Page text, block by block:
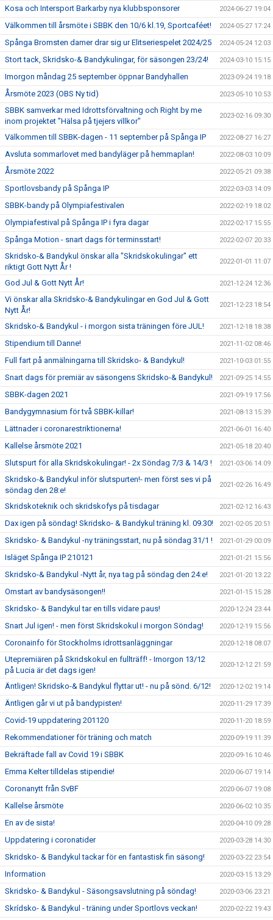
Kosa och Intersport Barkarby nya klubbsponsorer 2024-06-27 19:04
Välkommen till årsmöte i SBBK den 10/6 kl.19, Sportcaféet! 2024-05-27 17:24
Spånga Bromsten damer drar sig ur Elitseriespelet 2024/25 2024-05-24 12:03
Stort tack, Skridsko-& Bandykulingar, för säsongen 23/24! 2024-03-10 15:15
Imorgon måndag 25 september öppnar Bandyhallen 2023-09-24 19:18
Årsmöte 2023 (OBS Ny tid) 2023-05-10 10:53
SBBK samverkar med Idrottsförvaltning och Right by me
inom projektet ”Hälsa på tjejers villkor"
2023-02-16 09:30
Välkommen till SBBK-dagen - 11 september på Spånga IP 2022-08-27 16:27
Avsluta sommarlovet med bandyläger på hemmaplan! 2022-08-03 10:09
Årsmöte 2022 2022-05-21 09:38
Sportlovsbandy på Spånga IP 2022-03-03 14:09
SBBK-bandy på Olympiafestivalen 2022-02-19 18:02
Olympiafestival på Spånga IP i fyra dagar 2022-02-17 15:55
Spånga Motion - snart dags för terminsstart! 2022-02-07 20:33
Skridsko-& Bandykul önskar alla "Skridskokulingar" ett
riktigt Gott Nytt År !
2022-01-01 11:07
God Jul & Gott Nytt År! 2021-12-24 12:36
Vi önskar alla Skridsko-& Bandykulingar en God Jul & Gott
Nytt År!
2021-12-23 18:54
Skridsko-& Bandykul - i morgon sista träningen före JUL! 2021-12-18 18:38
Stipendium till Danne! 2021-11-02 08:46
Full fart på anmälningarna till Skridsko- & Bandykul! 2021-10-03 01:55
Snart dags för premiär av säsongens Skridsko-& Bandykul! 2021-09-25 14:55
SBBK-dagen 2021 2021-09-19 17:56
Bandygymnasium för två SBBK-killar! 2021-08-13 15:39
Lättnader i coronarestriktionerna! 2021-06-01 16:40
Kallelse årsmöte 2021 2021-05-18 20:40
Slutspurt för alla Skridskokulingar! - 2x Söndag 7/3 & 14/3 ! 2021-03-06 14:09
Skridsko-& Bandykul inför slutspurten!- men först ses vi på
söndag den 28:e!
2021-02-26 16:49
Skridskoteknik och skridskofys på tisdagar 2021-02-12 16:43
Dax igen på söndag! Skridsko- & Bandykul träning kl. 09.30! 2021-02-05 20:51
Skridsko- & Bandykul -ny träningsstart, nu på söndag 31/1 ! 2021-01-29 00:09
Isläget Spånga IP 210121 2021-01-21 15:56
Skridsko-& Bandykul -Nytt år, nya tag på söndag den 24:e! 2021-01-20 13:22
Omstart av bandysäsongen!! 2021-01-15 15:28
Skridsko- & Bandykul tar en tills vidare paus! 2020-12-24 23:44
Snart Jul igen! - men först Skridskokul i morgon Söndag! 2020-12-19 15:56
Coronainfo för Stockholms idrottsanläggningar 2020-12-18 08:07
Utepremiären på Skridskokul en fullträff! - Imorgon 13/12
på Lucia är det dags igen!
2020-12-12 21:59
Äntligen! Skridsko-& Bandykul flyttar ut! - nu på sönd. 6/12! 2020-12-02 19:14
Äntligen går vi ut på bandypisten! 2020-11-29 17:39
Covid-19 uppdatering 201120 2020-11-20 18:59
Rekommendationer för träning och match 2020-09-19 11:39
Bekräftade fall av Covid 19 i SBBK 2020-09-16 10:46
Emma Kelter tilldelas stipendie! 2020-06-07 19:14
Coronanytt från SvBF 2020-06-07 19:08
Kallelse årsmöte 2020-06-02 10:35
En av de sista! 2020-04-10 09:28
Uppdatering i coronatider 2020-03-28 14:30
Skridsko- & Bandykul tackar för en fantastisk fin säsong! 2020-03-22 23:54
Information 2020-03-15 13:29
Skridsko- & Bandykul - Säsongsavslutning på söndag! 2020-03-06 23:21
Skrídsko- & Bandykul - träning under Sportlovs veckan! 2020-02-22 19:43